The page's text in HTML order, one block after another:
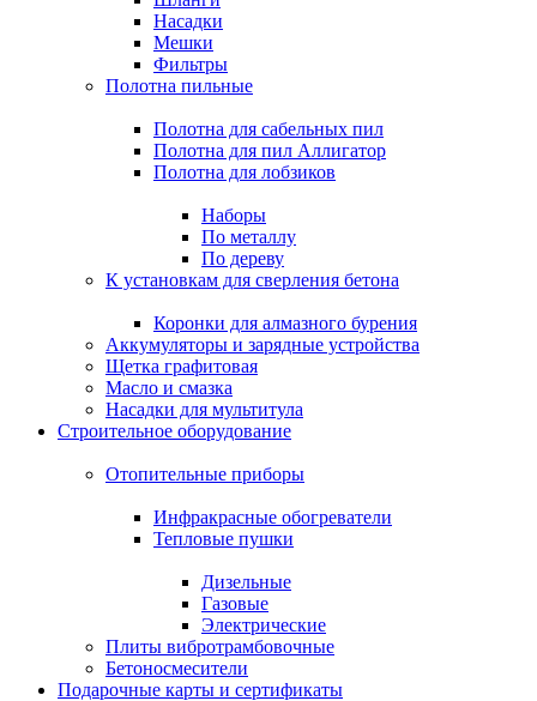
Насадки
Мешки
Фильтры
Полотна пильные
Полотна для сабельных пил
Полотна для пил Аллигатор
Полотна для лобзиков
Наборы
По металлу
По дереву
К установкам для сверления бетона
Коронки для алмазного бурения
Аккумуляторы и зарядные устройства
Щетка графитовая
Масло и смазка
Насадки для мультитула
Строительное оборудование
Отопительные приборы
Инфракрасные обогреватели
Тепловые пушки
Дизельные
Газовые
Электрические
Плиты вибротрамбовочные
Бетоносмесители
Подарочные карты и сертификаты